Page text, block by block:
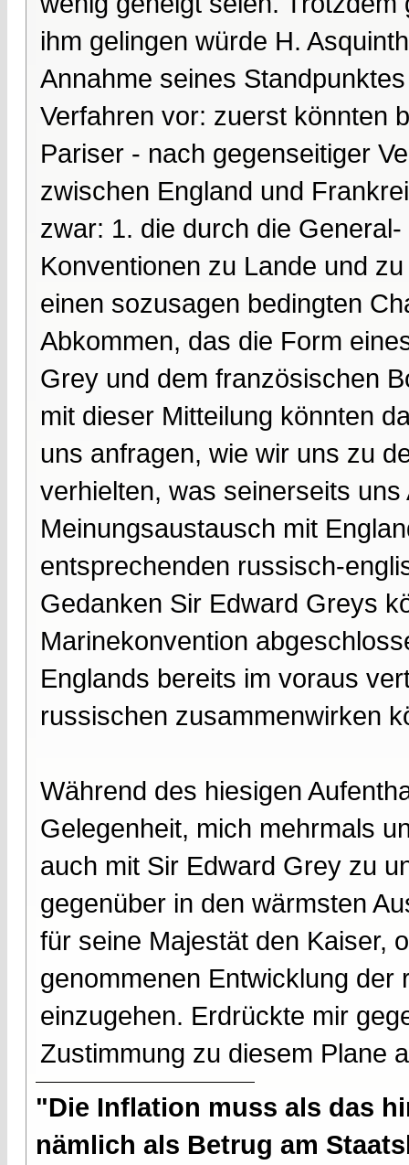
ihm gelingen würde H.
Annahme seines
Verfahren vor: zuerst könnten
Pariser - nach gegenseitiger
zwischen England und
zwar: 1. die durch die
Konventionen zu Lande und
einen sozusagen bedingten
Abkommen, das die Form
Grey und dem französischen
mit dieser Mitteilung könnten
uns anfragen, wie wir uns zu
verhielten, was seinerseits
Meinungsaustausch mit
entsprechenden russisch-
Gedanken Sir Edward Greys
Marinekonvention
Englands bereits im voraus
russischen zusammenwirken
Während des hiesigen
Gelegenheit, mich mehrmals
auch mit Sir Edward Grey zu
gegenüber in den wärmsten
für seine Majestät den Kaiser,
genommenen Entwicklung
einzugehen. Erdrückte mir
Zustimmung zu diesem Plane
"Die Inflation muss als das
nämlich als Betrug am